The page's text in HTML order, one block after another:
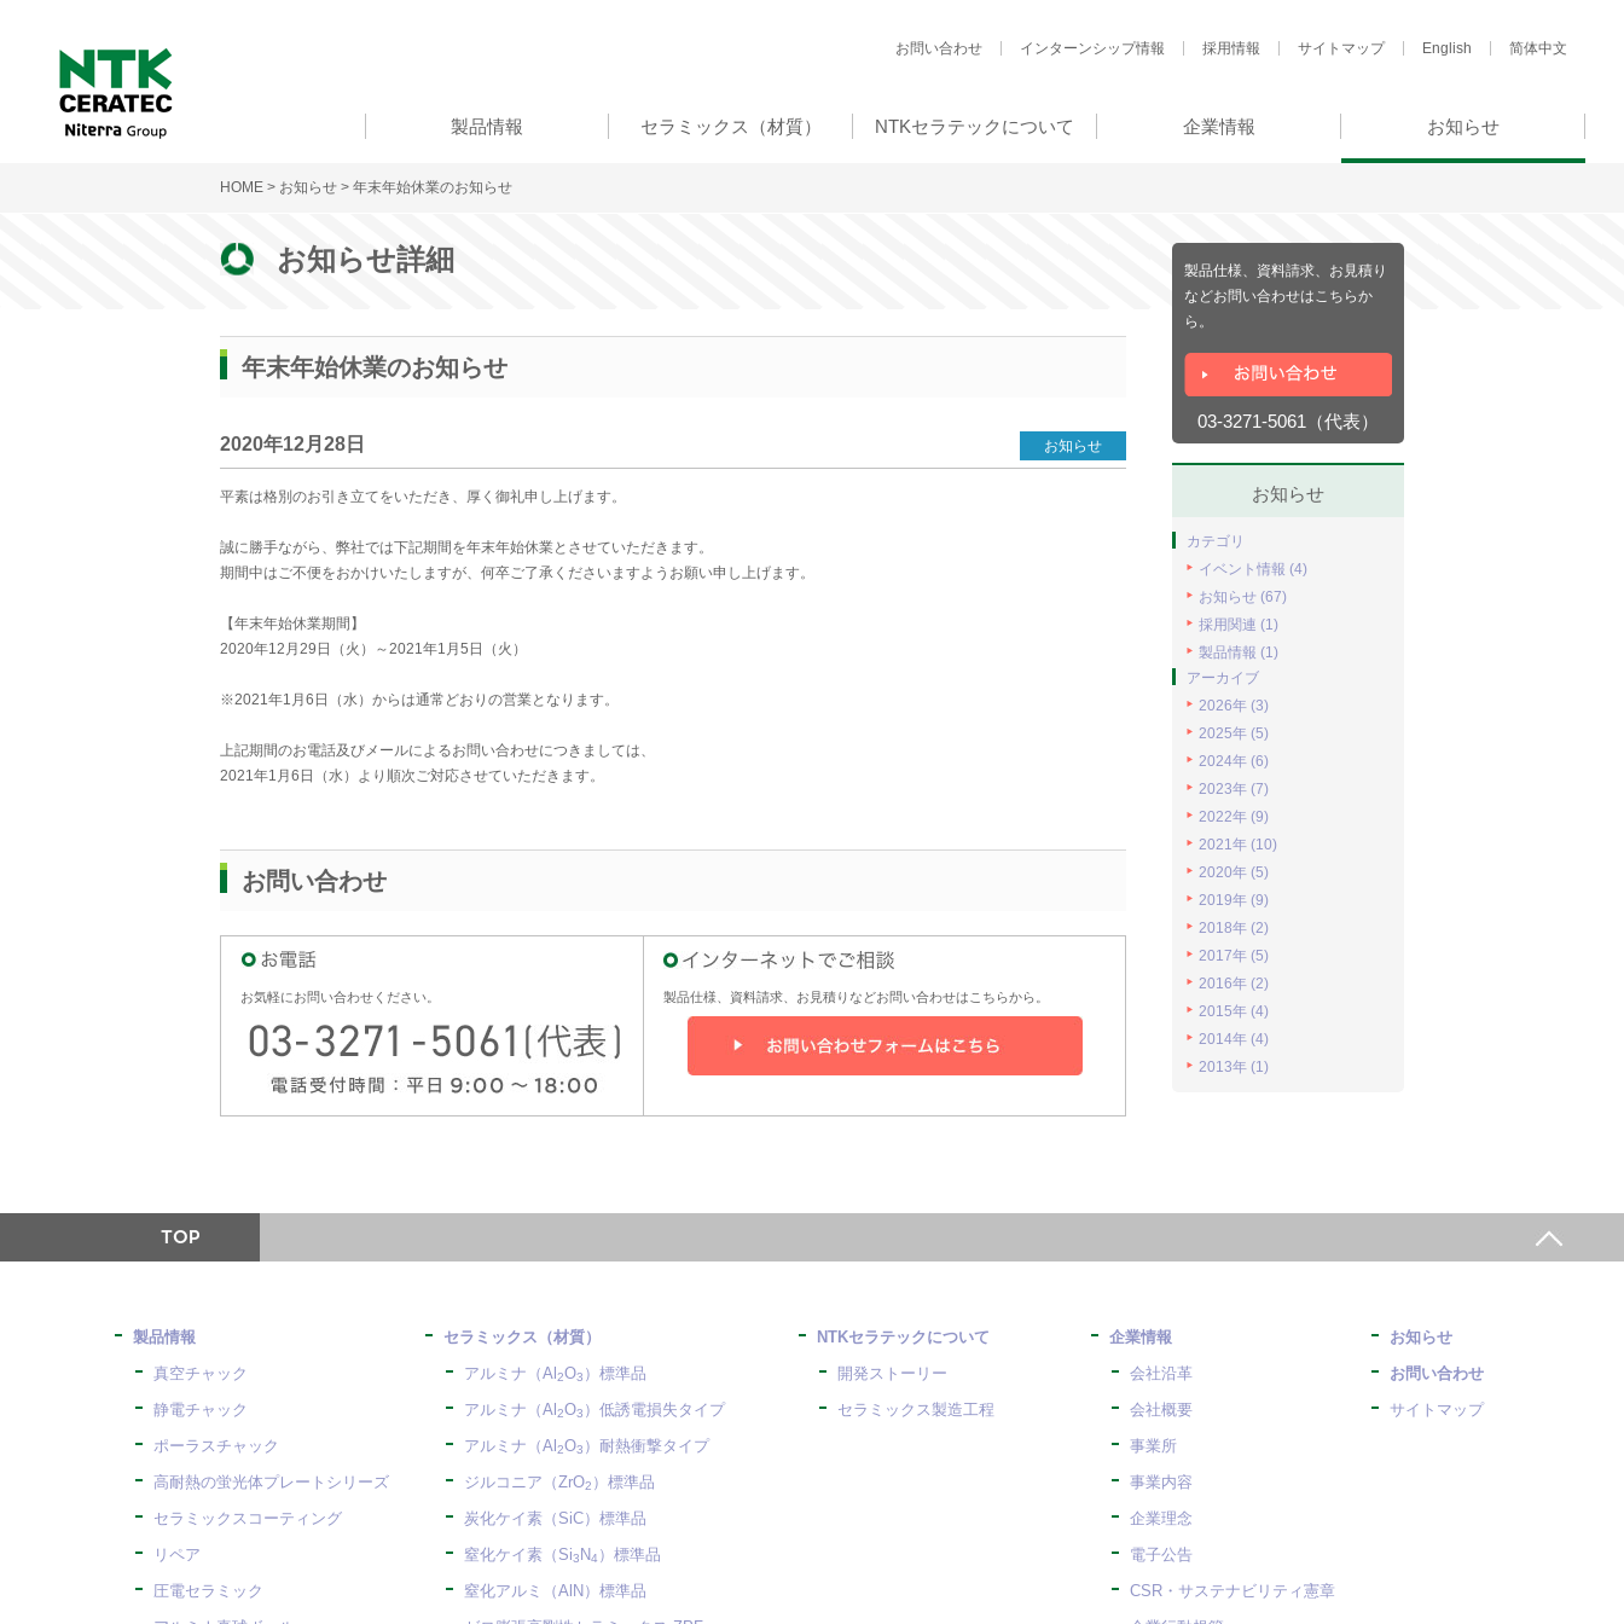
お問い合わせ インターンシップ情報 採用情報 サイトマップ English 简体中文
製品情報 セラミックス（材質） NTKセラテックについて 企業情報 お知らせ
HOME > お知らせ > 年末年始休業のお知らせ
お知らせ詳細
年末年始休業のお知らせ
2020年12月28日 お知らせ
平素は格別のお引き立てをいただき、厚く御礼申し上げます。
誠に勝手ながら、弊社では下記期間を年末年始休業とさせていただきます。
期間中はご不便をおかけいたしますが、何卒ご了承くださいますようお願い申し上げます。
【年末年始休業期間】
2020年12月29日（火）～2021年1月5日（火）
※2021年1月6日（水）からは通常どおりの営業となります。
上記期間のお電話及びメールによるお問い合わせにつきましては、
2021年1月6日（水）より順次ご対応させていただきます。
お問い合わせ
お気軽にお問い合わせください。 製品仕様、資料請求、お見積りなどお問い合わせはこちらから。
製品仕様、資料請求、お見積り
などお問い合わせはこちらか
ら。
03-3271-5061（代表）
お知らせ
カテゴリ
イベント情報 (4)
お知らせ (67)
採用関連 (1)
製品情報 (1)
アーカイブ
2026年 (3)
2025年 (5)
2024年 (6)
2023年 (7)
2022年 (9)
2021年 (10)
2020年 (5)
2019年 (9)
2018年 (2)
2017年 (5)
2016年 (2)
2015年 (4)
2014年 (4)
2013年 (1)
製品情報
真空チャック
静電チャック
ポーラスチャック
高耐熱の蛍光体プレートシリーズ
セラミックスコーティング
リペア
圧電セラミック
セラミックス（材質）
アルミナ（Al 2O3 ）標準品
アルミナ（Al 2O3 ）低誘電損失タイプ
アルミナ（Al 2O3 ）耐熱衝撃タイプ
ジルコニア（ZrO2 ）標準品
炭化ケイ素（SiC）標準品
窒化ケイ素（Si3 N4 ）標準品
窒化アルミ（AlN）標準品
NTKセラテックについて
開発ストーリー
セラミックス製造工程
企業情報
会社沿革
会社概要
事業所
事業内容
企業理念
電子公告
CSR・サステナビリティ憲章
お知らせ
お問い合わせ
サイトマップ